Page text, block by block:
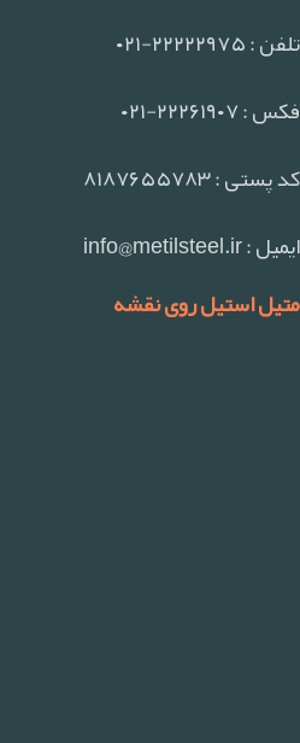
تلفن : ۲۲۲۲۲۹۷۵-۰۲۱
فکس : ۲۲۲۶۱۹۰۷-۰۲۱
کد پستی : ۸۱۸۷۶۵۵۷۸۳
ایمیل : info@metilsteel.ir
متیل استیل روی نقشه